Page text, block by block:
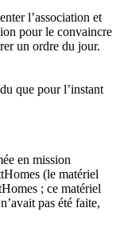
l’association et
pour le convaincre
un ordre du jour.
que pour l’instant
en mission
(le matériel
; ce matériel
pas été faite,